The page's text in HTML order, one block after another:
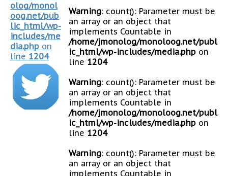
olog/monol
oog.net/pub
lic_html/wp-
includes/me
dia.php on
line 1204
Warning: count(): Parameter must be
an array or an object that
implements Countable in
/home/jmonolog/monoloog.net/publ
ic_html/wp-includes/media.php on
line 1204
Warning: count(): Parameter must be
an array or an object that
implements Countable in
/home/jmonolog/monoloog.net/publ
ic_html/wp-includes/media.php on
line 1204
Warning: count(): Parameter must be
an array or an object that
implements Countable in